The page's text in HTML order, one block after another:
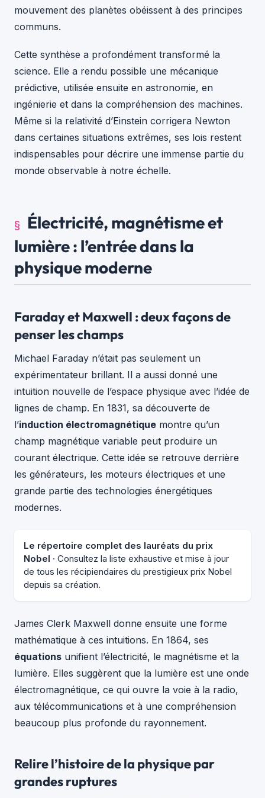
mouvement des planètes obéissent à des principes
communs.
Cette synthèse a profondément transformé la
science. Elle a rendu possible une mécanique
prédictive, utilisée ensuite en astronomie, en
ingénierie et dans la compréhension des machines.
Même si la relativité d’Einstein corrigera Newton
dans certaines situations extrêmes, ses lois restent
indispensables pour décrire une immense partie du
monde observable à notre échelle.
Électricité, magnétisme et
lumière : l’entrée dans la
physique moderne
Faraday et Maxwell : deux façons de
penser les champs
Michael Faraday n’était pas seulement un
expérimentateur brillant. Il a aussi donné une
intuition nouvelle de l’espace physique avec l’idée de
lignes de champ. En 1831, sa découverte de
l’induction électromagnétique montre qu’un
champ magnétique variable peut produire un
courant électrique. Cette idée se retrouve derrière
les générateurs, les moteurs électriques et une
grande partie des technologies énergétiques
modernes.
Le répertoire complet des lauréats du prix
Nobel · Consultez la liste exhaustive et mise à jour
de tous les récipiendaires du prestigieux prix Nobel
depuis sa création.
James Clerk Maxwell donne ensuite une forme
mathématique à ces intuitions. En 1864, ses
équations unifient l’électricité, le magnétisme et la
lumière. Elles suggèrent que la lumière est une onde
électromagnétique, ce qui ouvre la voie à la radio,
aux télécommunications et à une compréhension
beaucoup plus profonde du rayonnement.
Relire l’histoire de la physique par
grandes ruptures